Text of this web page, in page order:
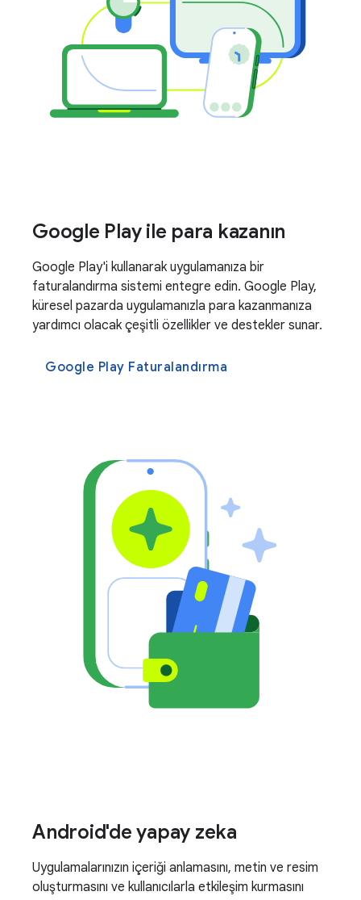
Google Play ile para kazanın
Google Play'i kullanarak uygulamanıza bir
faturalandırma sistemi entegre edin. Google Play,
küresel pazarda uygulamanızla para kazanmanıza
yardımcı olacak çeşitli özellikler ve destekler sunar.
Google Play Faturalandırma
Android'de yapay zeka
Uygulamalarınızın içeriği anlamasını, metin ve resim
oluşturmasını ve kullanıcılarla etkileşim kurmasını